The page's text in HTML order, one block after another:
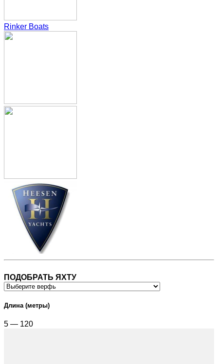
Rinker Boats
ПОДОБРАТЬ ЯХТУ
Длина (метры)
5 — 120